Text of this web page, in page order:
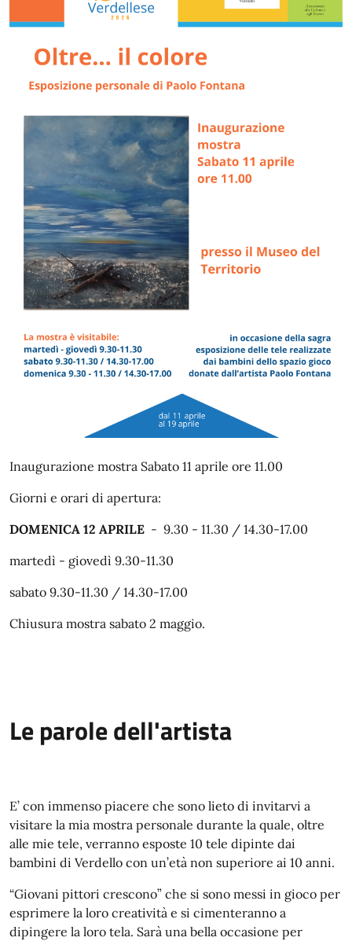
Inaugurazione mostra Sabato 11 aprile ore 11.00
Giorni e orari di apertura:
DOMENICA 12 APRILE - 9.30 - 11.30 / 14.30-17.00
martedì - giovedì 9.30-11.30
sabato 9.30-11.30 / 14.30-17.00
Chiusura mostra sabato 2 maggio.
Le parole dell'artista
E’ con immenso piacere che sono lieto di invitarvi a
visitare la mia mostra personale durante la quale, oltre
alle mie tele, verranno esposte 10 tele dipinte dai
bambini di Verdello con un’età non superiore ai 10 anni.
“Giovani pittori crescono” che si sono messi in gioco per
esprimere la loro creatività e si cimenteranno a
dipingere la loro tela. Sarà una bella occasione per